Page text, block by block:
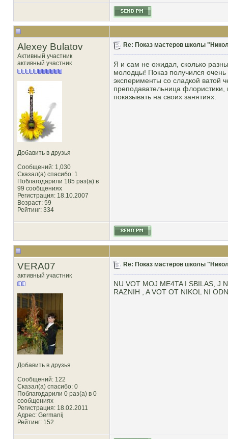
Alexey Bulatov
Активный участник
активный участник
Добавить в друзья
Сообщений: 1,030
Сказал(а) спасибо: 1
Поблагодарили 185 раз(а) в
99 сообщениях
Регистрация: 18.10.2007
Возраст: 59
Рейтинг: 334
Re: Показ мастеров школы
Я и сам не ожидал, сколько
молодцы! Показ получился
эксперименты со сладкой ватой
преподавательница
показывать на своих занятиях.
VERA07
активный участник
Добавить в друзья
Сообщений: 122
Сказал(а) спасибо: 0
Поблагодарили 0 раз(а) в 0
сообщениях
Регистрация: 18.02.2011
Адрес: Germanij
Рейтинг: 152
Re: Показ мастеров школы
NU VOT MOJ ME4TA I SBILAS, J
RAZNIH , A VOT OT NIKOL NI